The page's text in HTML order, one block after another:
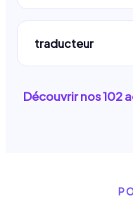
traducteur
Découvrir nos102